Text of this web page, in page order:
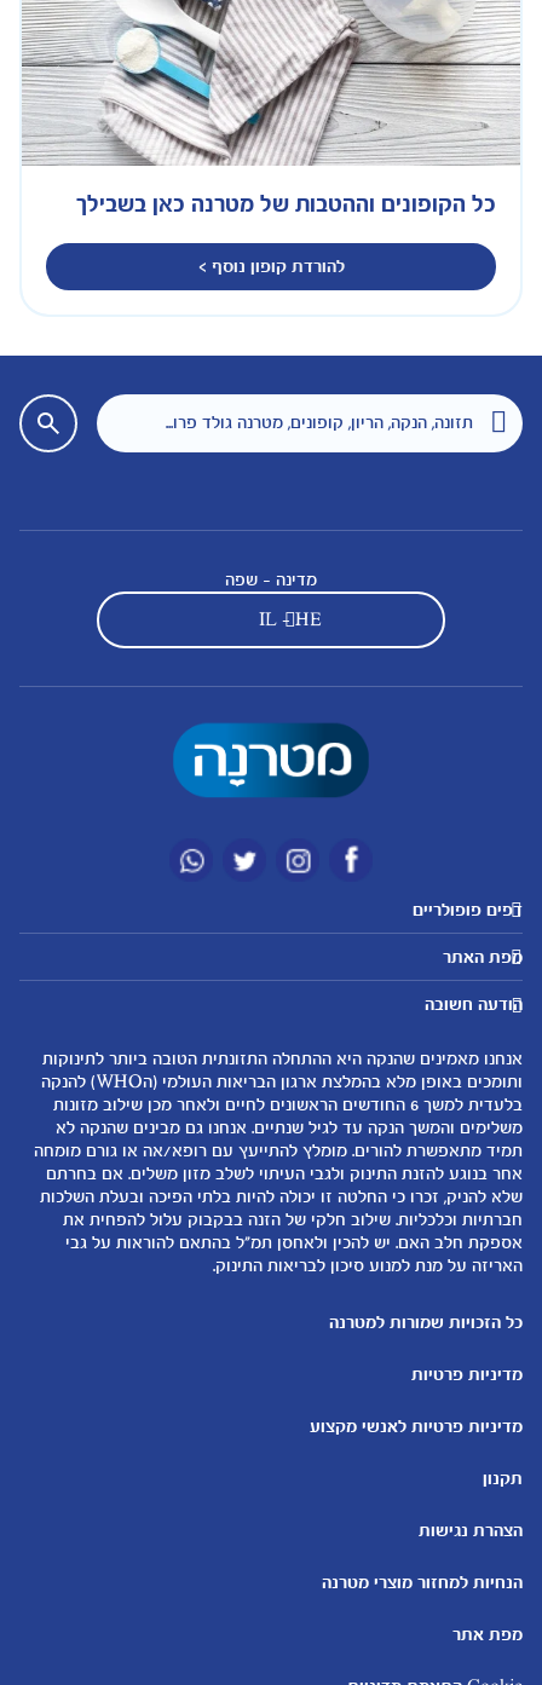
כל הקופונים וההטבות של מטרנה כאן בשבילך
להורדת קופון נוסף >
מדינה - שפה
IL - HE
דפים פופולריים
מטרנה לשירותכם
היועצות שלנו
שאלות נפוצות
אודות
لموقع متيرنا باللغة العربية
מועדון מטרנה
רכישת מוצרים
המוצרים שלנו
קופונים
מפת האתר
אבני דרך
לקראת הריון
0-6 חודשים
6-12 חודשים
12-24 חודשים
נושאים
שמות לתינוקות
התפתחות התינוק
תזונת תינוקות
טיפול בתינוק
הנקה
להיות הורים
מחשבון ביוץ
מחשבון שמות
מחשבון צבע עיניים
הודעה חשובה
אנחנו מאמינים שהנקה היא ההתחלה התזונתית הטובה ביותר לתינוקות
ותומכים באופן מלא בהמלצת ארגון הבריאות העולמי (הWHO) להנקה
בלעדית למשך 6 החודשים הראשונים לחיים ולאחר מכן שילוב מזונות
משלימים והמשך הנקה עד לגיל שנתיים. אנחנו גם מבינים שהנקה לא
תמיד מתאפשרת להורים. מומלץ להתייעץ עם רופא/אה או גורם מומחה
אחר בנוגע להזנת התינוק ולגבי העיתוי לשלב מזון משלים. אם בחרתם
שלא להניק, זכרו כי החלטה זו יכולה להיות בלתי הפיכה ובעלת השלכות
חברתיות וכלכליות. שילוב חלקי של הזנה בבקבוק עלול להפחית את
אספקת חלב האם. יש להכין ולאחסן תמ"ל בהתאם להוראות על גבי
האריזה על מנת למנוע סיכון לבריאות התינוק.
כל הזכויות שמורות למטרנה
מדיניות פרטיות
מדיניות פרטיות לאנשי מקצוע
תקנון
הצהרת נגישות
הנחיות למחזור מוצרי מטרנה
מפת אתר